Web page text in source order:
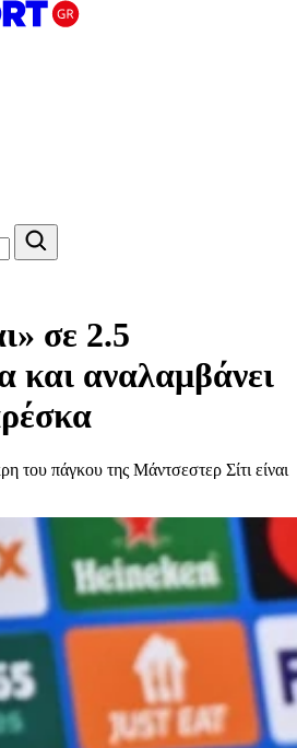
σε 2.5
και αναλαμβάνει
του πάγκου της Μάντσεστερ Σίτι είναι